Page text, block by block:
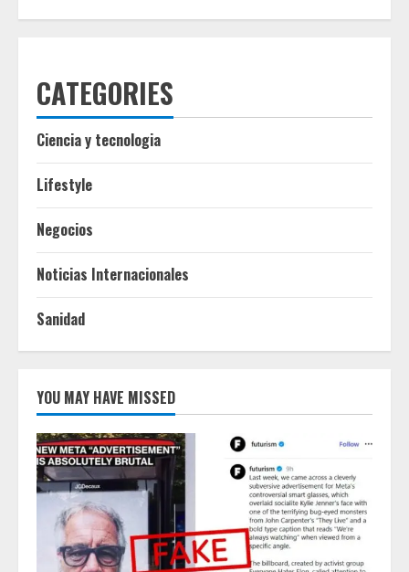
CATEGORIES
Ciencia y tecnologia
Lifestyle
Negocios
Noticias Internacionales
Sanidad
YOU MAY HAVE MISSED